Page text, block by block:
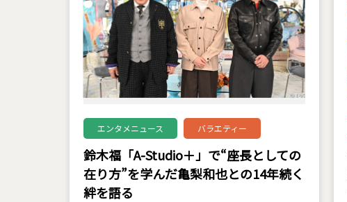
エンタメニュース バラエティー
鈴木福「A-Studio＋」で“座長としての
在り方”を学んだ亀梨和也との14年続く
絆を語る